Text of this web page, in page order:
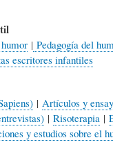
| Pedagogía del
escritores infantiles
| Artículos y
| Risoterapia |
y estudios sobre el